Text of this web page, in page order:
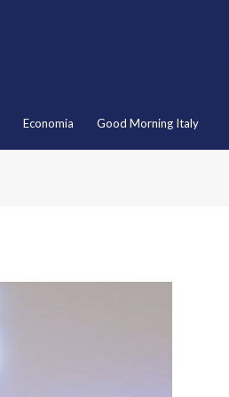
Economia Good Morning Italy